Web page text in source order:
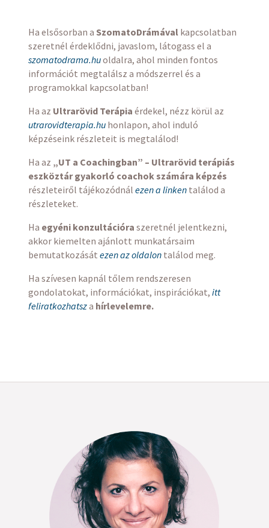
Ha elsősorban a SzomatoDrámával kapcsolatban
szeretnél érdeklődni, javaslom, látogass el a
szomatodrama.huoldalra, ahol minden fontos
információt megtalálsz a módszerrel és a
programokkal kapcsolatban!
Ha az Ultrarövid Terápia érdekel, nézz körül az
utrarovidterapia.hu honlapon, ahol induló
képzéseink részleteit is megtalálod!
Ha az „UT a Coachingban” – Ultrarövid terápiás
eszköztár gyakorló coachok számára képzés
részleteiről tájékozódnál ezen a linkentalálod a
részleteket.
Ha egyéni konzultációra szeretnél jelentkezni,
akkor kiemelten ajánlott munkatársaim
bemutatkozását ezen az oldalon találod meg.
Ha szívesen kapnál tőlem rendszeresen
gondolatokat, információkat, inspirációkat, itt
feliratkozhatsza hírlevelemre.